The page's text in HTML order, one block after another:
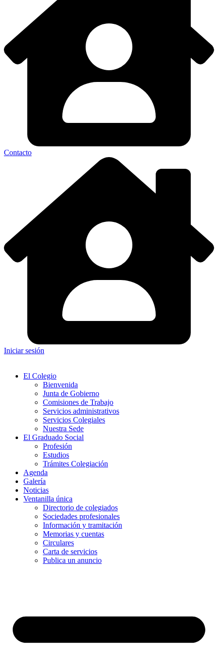
Contacto
Iniciar sesión
El Colegio
Bienvenida
Junta de Gobierno
Comisiones de Trabajo
Servicios administrativos
Servicios Colegiales
Nuestra Sede
El Graduado Social
Profesión
Estudios
Trámites Colegiación
Agenda
Galería
Noticias
Ventanilla única
Directorio de colegiados
Sociedades profesionales
Información y tramitación
Memorias y cuentas
Circulares
Carta de servicios
Publica un anuncio